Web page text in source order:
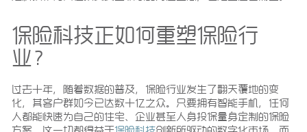
保险科技正如何重塑保险行
业？
过去十年，随着数据的普及，保险行业发生了翻天覆地的变
化，其客户群如今已达数十亿之众。只要拥有智能手机，任何
人都能快速为自己的住宅、企业甚至人身投保量身定制的保险